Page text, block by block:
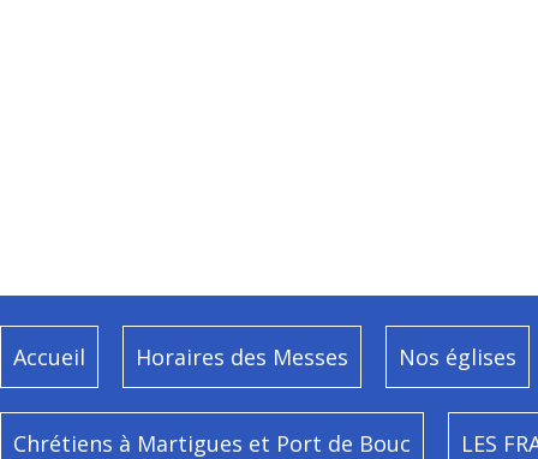
Accueil Horaires des Messes Nos églises
Chrétiens à Martigues et Port de Bouc LES